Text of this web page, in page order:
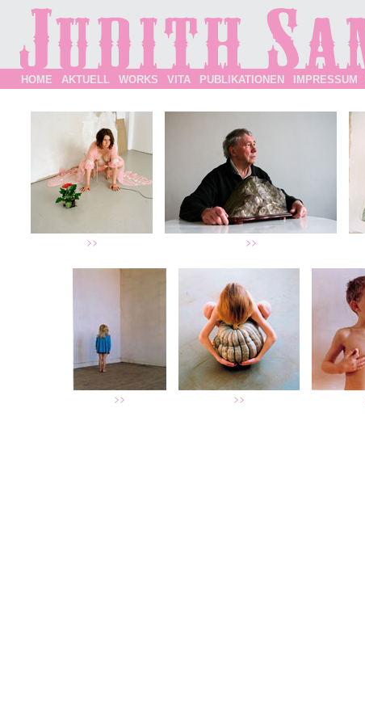
HOME AKTUELL WORKS VITA PUBLIKATIONEN IMPRESSUM
>> >>
>> >>